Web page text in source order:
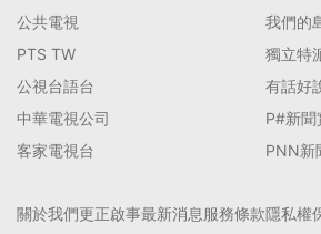
公共電視
PTS TW
公視台語台
中華電視公司
客家電視台
我們的
獨立特
有話好
P#新聞
PNN新
關於我們更正啟事最新消息服務條款隱私權